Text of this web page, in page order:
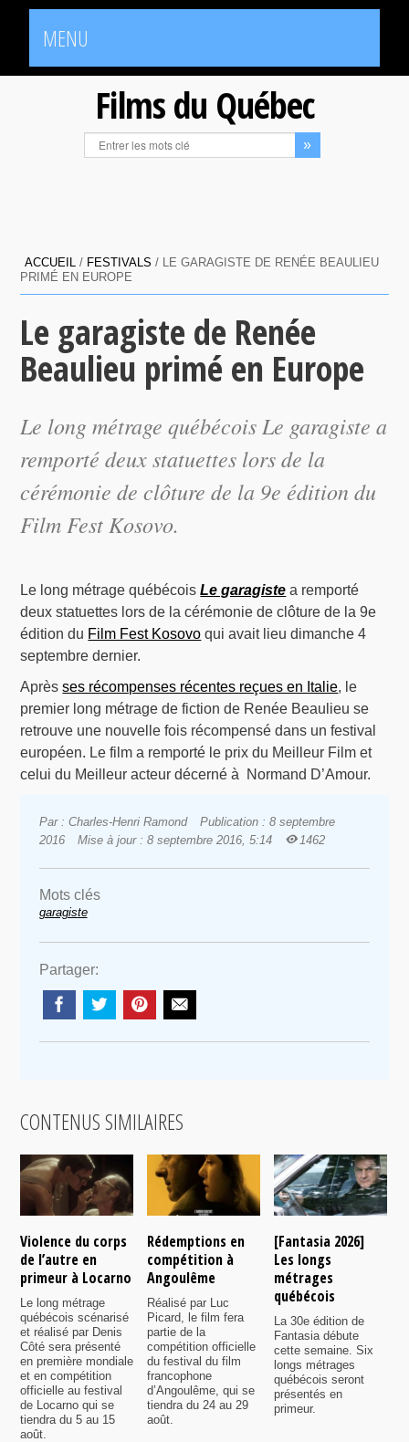
MENU
Films du Québec
ACCUEIL / FESTIVALS / LE GARAGISTE DE RENÉE BEAULIEU
PRIMÉ EN EUROPE
Le garagiste de Renée
Beaulieu primé en Europe
Le long métrage québécois Le garagiste a
remporté deux statuettes lors de la
cérémonie de clôture de la 9e édition du
Film Fest Kosovo.
Le long métrage québécoisLe garagiste a remporté
deux statuettes lors de la cérémonie de clôture de la 9e
édition du Film Fest Kosovo qui avait lieu dimanche 4
septembre dernier.
Aprèsses récompenses récentes reçues en Italie, le
premier long métrage de fiction de Renée Beaulieu se
retrouve une nouvelle fois récompensé dans un festival
européen. Le film a remporté le prix du Meilleur Film et
celui du Meilleur acteur décerné à Normand D’Amour.
Par : Charles-Henri Ramond
Publication : 8 septembre
2016
Mise à jour : 8 septembre 2016, 5:14 1462
Mots clés
garagiste
Partager:
CONTENUS SIMILAIRES
Violence du corps
de l’autre en
primeur à Locarno
Le long métrage
québécois scénarisé
et réalisé par Denis
Côté sera présenté
en première mondiale
et en compétition
officielle au festival
de Locarno qui se
tiendra du 5 au 15
août.
Rédemptions en
compétition à
Angoulême
Réalisé par Luc
Picard, le film fera
partie de la
compétition officielle
du festival du film
francophone
d’Angoulême, qui se
tiendra du 24 au 29
août.
[Fantasia 2026]
Les longs
métrages
québécois
La 30e édition de
Fantasia débute
cette semaine. Six
longs métrages
québécois seront
présentés en
primeur.